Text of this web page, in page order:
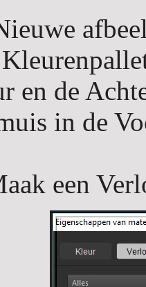
en de
in de
een